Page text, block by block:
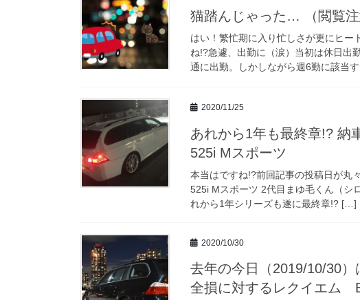
猫踏んじゃった… （閲覧
はい！繁忙期に入り忙しさが更にヒー
ね!?急遽、出勤に（涙）当初は休日出
通に出勤。しかしながら週6勤に該当
2020/11/25
あれから1年も最終章!?
525i Mスポーツ
本当はですね!?前回記事の投稿日が丸
525i Mスポーツ 2代目まゆ毛くん（シ
れから1年シリーズも遂に最終章!? […]
2020/10/30
去年の今日（2019/10/30
全損に対するレクイエム